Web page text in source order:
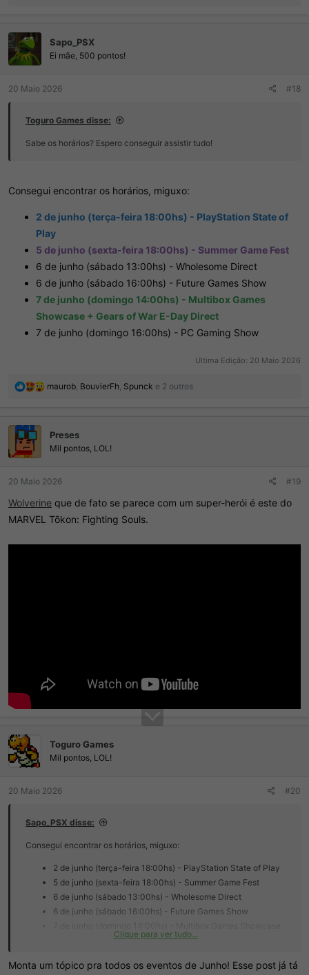
ç
õ
e
s
Sapo_PSX
Ei mãe, 500 pontos!
20 Maio 2026 #18
Toguro Games disse:
Sabe os horários? Espero conseguir assistir tudo!
Consegui encontrar os horários, miguxo:
2 de junho (terça-feira 18:00hs) - PlayStation State of
Play
5 de junho (sexta-feira 18:00hs) - Summer Game Fest
6 de junho (sábado 13:00hs) - Wholesome Direct
6 de junho (sábado 16:00hs) - Future Games Show
7 de junho (domingo 14:00hs) - Multibox Games
Showcase + Gears of War E-Day Direct
7 de junho (domingo 16:00hs) - PC Gaming Show
Ultima Edição: 20 Maio 2026
R
õ
e
maurob BouvierFh Spunck e 2 outros
Preses
Mil pontos, LOL!
20 Maio 2026 #19
Wolverine que de fato se parece com um super-herói é este do
MARVEL Tōkon: Fighting Souls.
Toguro Games
Mil pontos, LOL!
20 Maio 2026 #20
Sapo_PSX disse:
Consegui encontrar os horários, miguxo:
2 de junho (terça-feira 18:00hs) - PlayStation State of Play
5 de junho (sexta-feira 18:00hs) - Summer Game Fest
6 de junho (sábado 13:00hs) - Wholesome Direct
6 de junho (sábado 16:00hs) - Future Games Show
+ Gears of War E-Day Direct
Clique para ver tudo...
Monta um tópico pra todos os eventos de Junho! Esse post já tá